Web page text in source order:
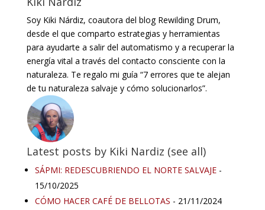
Soy Kiki Nárdiz, coautora del blog Rewilding Drum,
desde el que comparto estrategias y herramientas
para ayudarte a salir del automatismo y a recuperar la
energía vital a través del contacto consciente con la
naturaleza. Te regalo mi guía “7 errores que te alejan
de tu naturaleza salvaje y cómo solucionarlos”.
Latest posts by Kiki Nardiz (see all)
SÁPMI: REDESCUBRIENDO EL NORTE SALVAJE-
15/10/2025
CÓMO HACER CAFÉ DE BELLOTAS - 21/11/2024